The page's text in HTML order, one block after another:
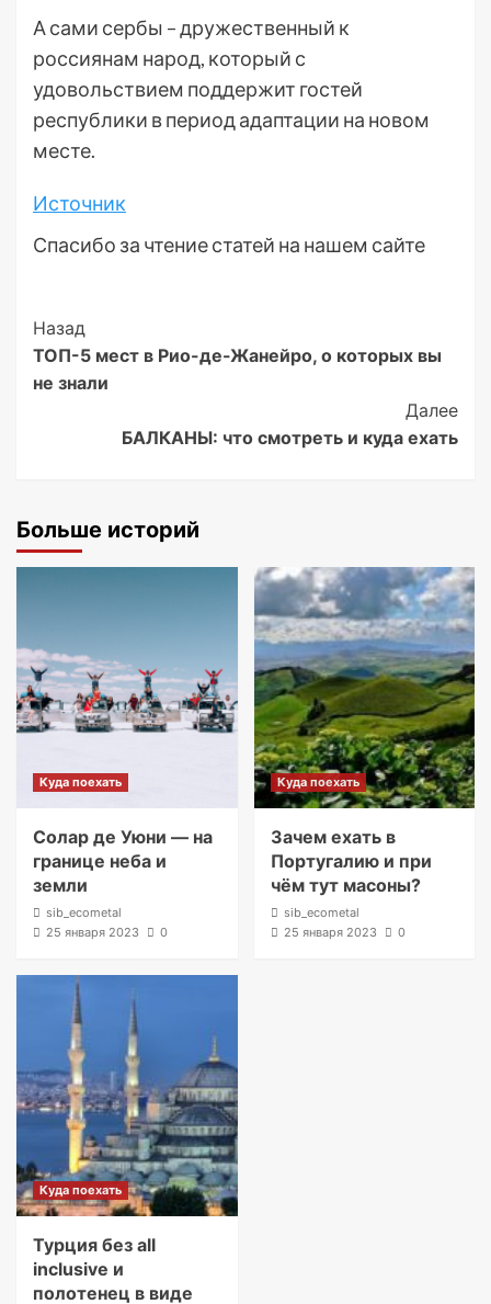
А сами сербы – дружественный к
россиянам народ, который с
удовольствием поддержит гостей
республики в период адаптации на новом
месте.
Источник
Спасибо за чтение статей на нашем сайте
Post
Navigation
Назад
ТОП-5 мест в Рио-де-Жанейро, о которых вы
не знали
Далее
БАЛКАНЫ: что смотреть и куда ехать
Больше историй
Куда поехать
Солар де Уюни — на
границе неба и
земли
sib_ecometal
25 января 2023
0
Куда поехать
Зачем ехать в
Португалию и при
чём тут масоны?
sib_ecometal
25 января 2023
0
Куда поехать
Турция без all
inclusive и
полотенец в виде